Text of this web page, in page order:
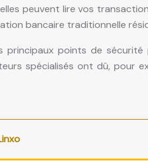
elles peuvent lire vos
bancaire traditionnelle
principaux points de
spécialisés ont dû, pour